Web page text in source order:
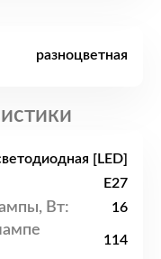
разноцветная
[LED]
E27
Вт: 16
114